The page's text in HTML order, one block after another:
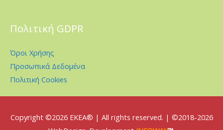
Πολιτική GDPR
Όροι Χρήσης
Προσωπικά Δεδομένα
Πολιτική Cookies
Copyright ©2026 EKEA® | All rights reserved. | ©2018-2026